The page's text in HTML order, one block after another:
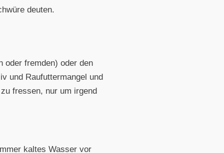
deuten.
oder fremden) oder den
und Raufuttermangel und
fressen, nur um irgend
kaltes Wasser vor